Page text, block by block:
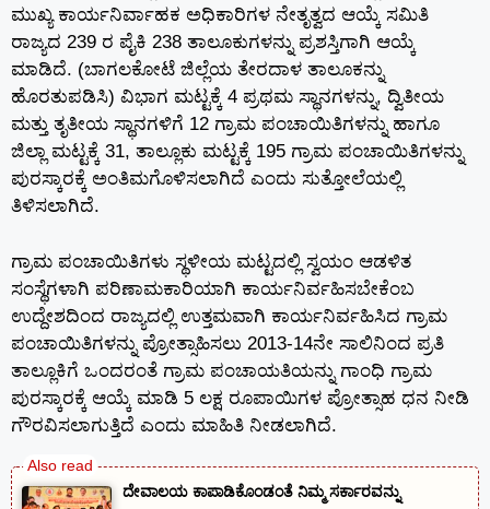
ಮುಖ್ಯ ಕಾರ್ಯನಿರ್ವಾಹಕ ಅಧಿಕಾರಿಗಳ ನೇತೃತ್ವದ ಆಯ್ಕೆ ಸಮಿತಿ
ರಾಜ್ಯದ 239 ರ ಪೈಕಿ 238 ತಾಲೂಕುಗಳನ್ನು ಪ್ರಶಸ್ತಿಗಾಗಿ ಆಯ್ಕೆ
ಮಾಡಿದೆ. (ಬಾಗಲಕೋಟೆ ಜಿಲ್ಲೆಯ ತೇರದಾಳ ತಾಲೂಕನ್ನು
ಹೊರತುಪಡಿಸಿ) ವಿಭಾಗ ಮಟ್ಟಕ್ಕೆ 4 ಪ್ರಥಮ ಸ್ಥಾನಗಳನ್ನು, ದ್ವಿತೀಯ
ಮತ್ತು ತೃತೀಯ ಸ್ಥಾನಗಳಿಗೆ 12 ಗ್ರಾಮ ಪಂಚಾಯಿತಿಗಳನ್ನು ಹಾಗೂ
ಜಿಲ್ಲಾ ಮಟ್ಟಕ್ಕೆ 31, ತಾಲ್ಲೂಕು ಮಟ್ಟಕ್ಕೆ 195 ಗ್ರಾಮ ಪಂಚಾಯಿತಿಗಳನ್ನು
ಪುರಸ್ಕಾರಕ್ಕೆ ಅಂತಿಮಗೊಳಿಸಲಾಗಿದೆ ಎಂದು ಸುತ್ತೋಲೆಯಲ್ಲಿ
ತಿಳಿಸಲಾಗಿದೆ.
ಗ್ರಾಮ ಪಂಚಾಯಿತಿಗಳು ಸ್ಥಳೀಯ ಮಟ್ಟದಲ್ಲಿ ಸ್ವಯಂ ಆಡಳಿತ
ಸಂಸ್ಥೆಗಳಾಗಿ ಪರಿಣಾಮಕಾರಿಯಾಗಿ ಕಾರ್ಯನಿರ್ವಹಿಸಬೇಕೆಂಬ
ಉದ್ದೇಶದಿಂದ ರಾಜ್ಯದಲ್ಲಿ ಉತ್ತಮವಾಗಿ ಕಾರ್ಯನಿರ್ವಹಿಸಿದ ಗ್ರಾಮ
ಪಂಚಾಯಿತಿಗಳನ್ನು ಪ್ರೋತ್ಸಾಹಿಸಲು 2013-14ನೇ ಸಾಲಿನಿಂದ ಪ್ರತಿ
ತಾಲ್ಲೂಕಿಗೆ ಒಂದರಂತೆ ಗ್ರಾಮ ಪಂಚಾಯತಿಯನ್ನು ಗಾಂಧಿ ಗ್ರಾಮ
ಪುರಸ್ಕಾರಕ್ಕೆ ಆಯ್ಕೆ ಮಾಡಿ 5 ಲಕ್ಷ ರೂಪಾಯಿಗಳ ಪ್ರೋತ್ಸಾಹ ಧನ ನೀಡಿ
ಗೌರವಿಸಲಾಗುತ್ತಿದೆ ಎಂದು ಮಾಹಿತಿ ನೀಡಲಾಗಿದೆ.
ದೇವಾಲಯ ಕಾಪಾಡಿಕೊಂಡಂತೆ ನಿಮ್ಮ ಸರ್ಕಾರವನ್ನು